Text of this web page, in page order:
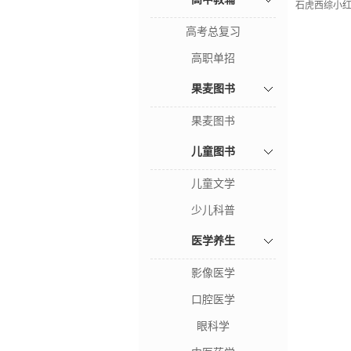
高考总复习
高职单招
果麦图书
果麦图书
儿童图书
儿童文学
少儿科普
医学养生
影像医学
口腔医学
眼科学
石虎西综小